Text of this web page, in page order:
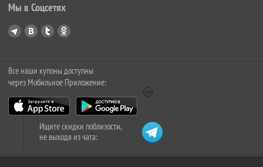
Мы в Соцсетях
Все наши купоны доступны
через Мобильное Приложение:
Ищите скидки поблизости,
не выходя из чата: